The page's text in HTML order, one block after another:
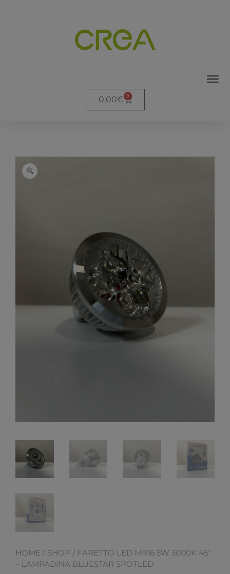
0,00€ 0
HOME / SHOP / FARETTO LED MR16 5W 3000K 45°
– LAMPADINA BLUESTAR SPOTLED